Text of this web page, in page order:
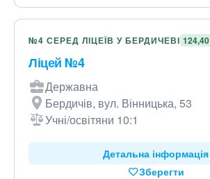
№4 СЕРЕД ЛІЦЕЇВ У БЕРДИЧЕВІ 124,40
Ліцей №4
Державна
Бердичів, вул. Вінницька, 53
Учні/освітяни 10:1
Детальна інформація
Зберегти